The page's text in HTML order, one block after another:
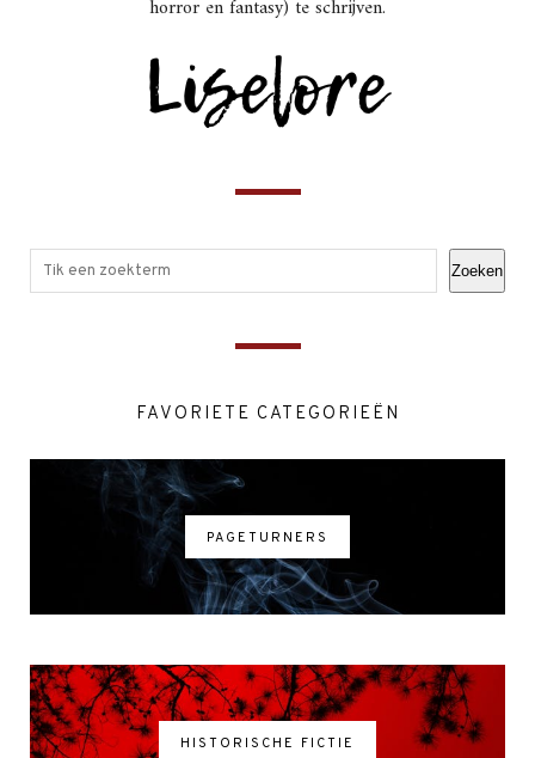
horror en fantasy) te schrijven.
Zoeken
FAVORIETE CATEGORIEËN
PAGETURNERS
HISTORISCHE FICTIE